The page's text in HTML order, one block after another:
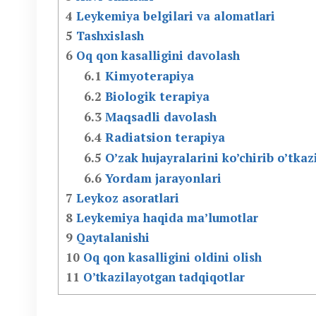
4 Leykemiya belgilari va alomatlari
5 Tashxislash
6 Oq qon kasalligini davolash
6.1 Kimyoterapiya
6.2 Biologik terapiya
6.3Maqsadli davolash
6.4Radiatsion terapiya
6.5 O’zak hujayralarini ko’chirib
6.6Yordam jarayonlari
7 Leykoz asoratlari
8 Leykemiya haqida ma’lumotlar
9 Qaytalanishi
10 Oq qon kasalligini oldini olish
11 O’tkazilayotgan tadqiqotlar